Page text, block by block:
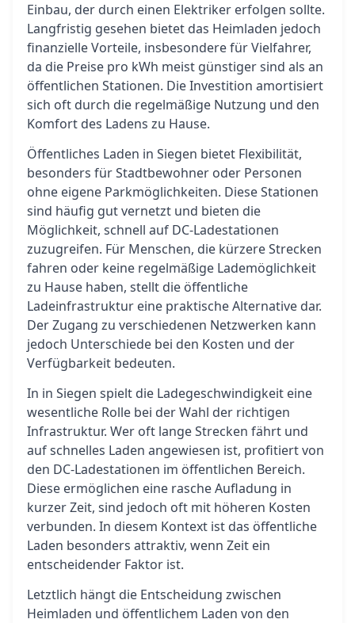
Einbau, der durch einen Elektriker erfolgen sollte.
Langfristig gesehen bietet das Heimladen jedoch
finanzielle Vorteile, insbesondere für Vielfahrer,
da die Preise pro kWh meist günstiger sind als an
öffentlichen Stationen. Die Investition amortisiert
sich oft durch die regelmäßige Nutzung und den
Komfort des Ladens zu Hause.
Öffentliches Laden in Siegen bietet Flexibilität,
besonders für Stadtbewohner oder Personen
ohne eigene Parkmöglichkeiten. Diese Stationen
sind häufig gut vernetzt und bieten die
Möglichkeit, schnell auf DC-Ladestationen
zuzugreifen. Für Menschen, die kürzere Strecken
fahren oder keine regelmäßige Lademöglichkeit
zu Hause haben, stellt die öffentliche
Ladeinfrastruktur eine praktische Alternative dar.
Der Zugang zu verschiedenen Netzwerken kann
jedoch Unterschiede bei den Kosten und der
Verfügbarkeit bedeuten.
In in Siegen spielt die Ladegeschwindigkeit eine
wesentliche Rolle bei der Wahl der richtigen
Infrastruktur. Wer oft lange Strecken fährt und
auf schnelles Laden angewiesen ist, profitiert von
den DC-Ladestationen im öffentlichen Bereich.
Diese ermöglichen eine rasche Aufladung in
kurzer Zeit, sind jedoch oft mit höheren Kosten
verbunden. In diesem Kontext ist das öffentliche
Laden besonders attraktiv, wenn Zeit ein
entscheidender Faktor ist.
Letztlich hängt die Entscheidung zwischen
Heimladen und öffentlichem Laden von den